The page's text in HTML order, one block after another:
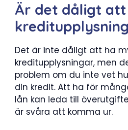
Är det dåligt att
Det är inte dåligt att ha
kreditupplysningar, men
problem om du inte vet
din kredit. Att ha för
lån kan leda till
är svåra att komma ur.